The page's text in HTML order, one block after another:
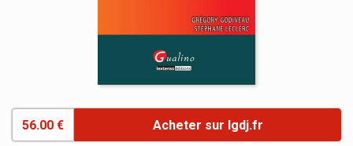
56.00 € Acheter sur lgdj.fr